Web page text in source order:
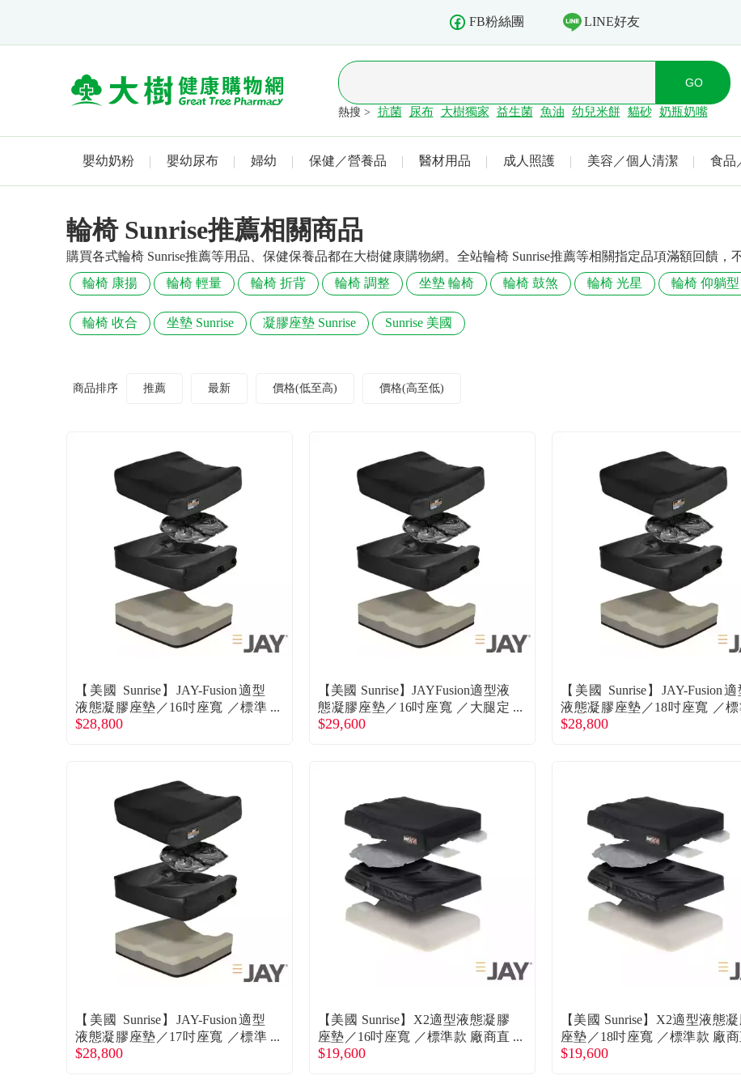
FB粉絲團 LINE好友
熱搜 > 抗菌 尿布 大樹獨家 益生菌 魚油 幼兒米餅 貓砂 奶瓶奶嘴
嬰幼奶粉 嬰幼尿布 婦幼 保健／營養品 醫材用品 成人照護 美容／個人清潔 食品
輪椅 Sunrise推薦相關商品
購買各式輪椅 Sunrise推薦等用品、保健保養品都在大樹健康購物網。全站輪椅 Sunrise推薦等相關指定品項滿額回饋，
輪椅 康揚
輪椅 輕量 輪椅 折背 輪椅 調整 坐墊 輪椅 輪椅 鼓煞 輪椅 光星 輪椅 仰躺型
輪椅 收合 坐墊 Sunrise 凝膠座墊 Sunrise Sunrise 美國
商品排序 推薦 最新 價格(低至高) 價格(高至低)
【美國 Sunrise】JAY-Fusion適型
液態凝膠座墊／16吋座寬 ／標準
款 廠商直送
$28,800
【美國 Sunrise】JAYFusion適型液
態凝膠座墊／16吋座寬 ／大腿定
位款 廠商直送
$29,600
【美國 Sunrise】JAY-Fusion適
液態凝膠座墊／18吋座寬 ／
款 廠商直送
$28,800
【美國 Sunrise】JAY-Fusion適型
液態凝膠座墊／17吋座寬 ／標準
款 廠商直送
$28,800
【美國 Sunrise】X2適型液態凝膠
座墊／16吋座寬 ／標準款 廠商直
送
$19,600
【美國 Sunrise】X2適型液態
座墊／18吋座寬 ／標準款 廠商
送
$19,600